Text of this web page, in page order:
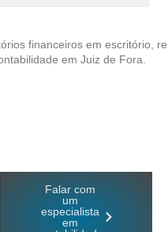
Falar com
um
especialista
em